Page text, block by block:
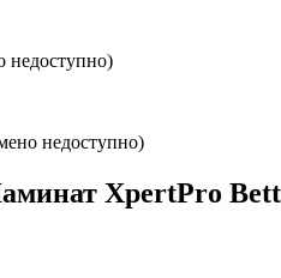
недоступно)
недоступно)
XpertPro